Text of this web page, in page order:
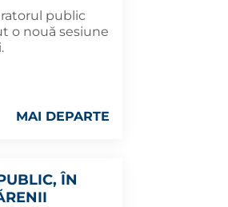
public
o nouă sesiune
MAI DEPARTE
ÎN